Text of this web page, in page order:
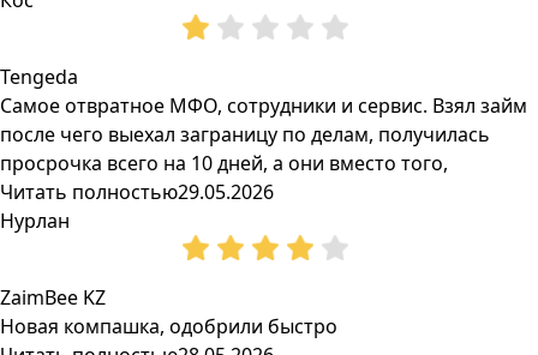
Tengeda
Самое отвратное МФО, сотрудники и сервис. Взял займ
после чего выехал заграницу по делам, получилась
просрочка всего на 10 дней, а они вместо того,
Читать полностью29.05.2026
Нурлан
ZaimBee KZ
Новая компашка, одобрили быстро